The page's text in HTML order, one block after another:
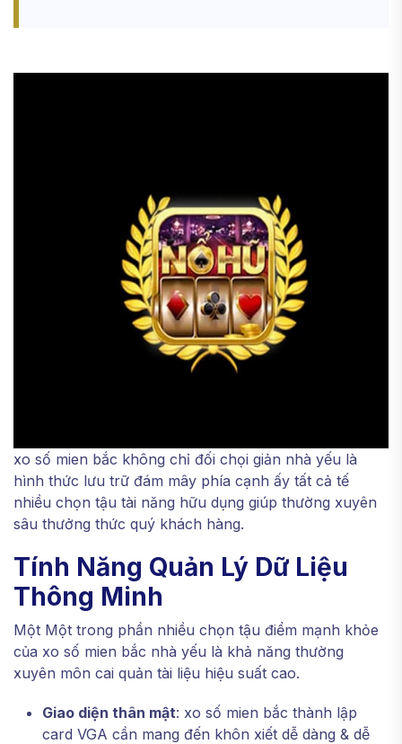
xo số mien bắc không chỉ đối chọi giản nhà yếu là
hình thức lưu trữ đám mây phía cạnh ấy tất cả tế
nhiều chọn tậu tài năng hữu dụng giúp thường xuyên
sâu thưởng thức quý khách hàng.
Tính Năng Quản Lý Dữ Liệu
Thông Minh
Một Một trong phần nhiều chọn tậu điểm mạnh khỏe
của xo số mien bắc nhà yếu là khả năng thường
xuyên môn cai quản tài liệu hiệu suất cao.
Giao diện thân mật: xo số mien bắc thành lập
card VGA cần mang đến khôn xiết dễ dàng & dễ